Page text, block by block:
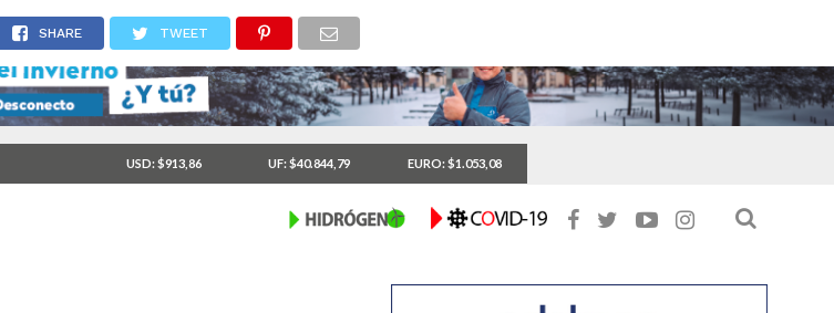
USD: $913,86 UF: $40.844,79 EURO: $1.053,08
SHARE TWEET